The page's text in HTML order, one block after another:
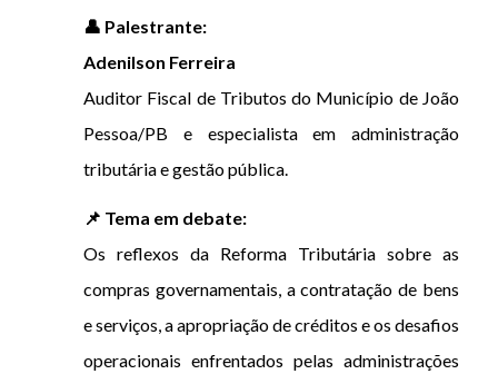
👤 Palestrante:
Adenilson Ferreira
Auditor Fiscal de Tributos do Município de João
Pessoa/PB e especialista em administração
tributária e gestão pública.
📌 Tema em debate:
Os reflexos da Reforma Tributária sobre as
compras governamentais, a contratação de bens
e serviços, a apropriação de créditos e os desafios
operacionais enfrentados pelas administrações